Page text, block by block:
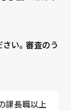
い。審査のう
課長職以上